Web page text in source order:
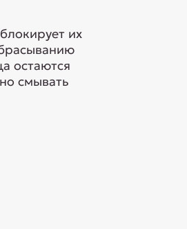
их
остаются
смывать